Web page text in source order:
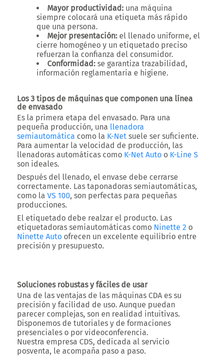
Mayor productividad: una máquina
siempre colocará una etiqueta más rápido
que una persona.
Mejor presentación: el llenado uniforme, el
cierre homogéneo y un etiquetado preciso
refuerzan la confianza del consumidor.
Conformidad: se garantiza trazabilidad,
información reglamentaria e higiene.
Los 3 tipos de máquinas que componen una línea
de envasado
Es la primera etapa del envasado. Para una
pequeña producción, una llenadora
semiautomática como la K-Net suele ser suficiente.
Para aumentar la velocidad de producción, las
llenadoras automáticas como K-Net Auto o K-Line S
son ideales.
Después del llenado, el envase debe cerrarse
correctamente. Las taponadoras semiautomáticas,
como la VS 100, son perfectas para pequeñas
producciones.
El etiquetado debe realzar el producto. Las
etiquetadoras semiautomáticas como Ninette 2 o
Ninette Auto ofrecen un excelente equilibrio entre
precisión y presupuesto.
Soluciones robustas y fáciles de usar
Una de las ventajas de las máquinas CDA es su
precisión y facilidad de uso. Aunque puedan
parecer complejas, son en realidad intuitivas.
Disponemos de tutoriales y de formaciones
presenciales o por videoconferencia.
Nuestra empresa CDS, dedicada al servicio
posventa, le acompaña paso a paso.